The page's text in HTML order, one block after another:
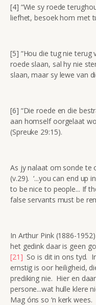
[4] “Wie sy roede
liefhet, besoek hom met
[5] “Hou die tug nie terug
roede slaan, sal hy nie
slaan, maar sy lewe van
[6] “Die roede en die
aan homself oorgelaat
(Spreuke 29:15).
As jy nalaat om sonde te
(v.29). ‘...you can end up
to be nice to people... If
false servants must be
In Arthur Pink (1886-
het gedink daar is geen
[21] So is dit in ons tyd.
ernstig is oor heiligheid,
prediking nie. Hier en daar
persone...wat hulle klere
Mag óns so ‘n kerk wees.